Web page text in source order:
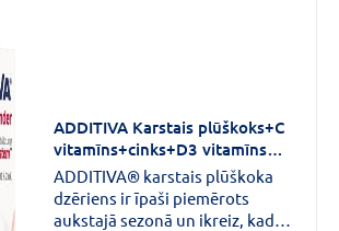
ADDITIVA Karstais plūškoks+C
vitamīns+cinks+D3 vitamīns
pulveris N10
ADDITIVA® karstais plūškoka
dzēriens ir īpaši piemērots
aukstajā sezonā un ikreiz, kad